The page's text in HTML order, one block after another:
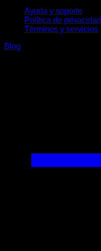
Ayuda y soporte
Política de privacidad
Términos y servicios
Blog